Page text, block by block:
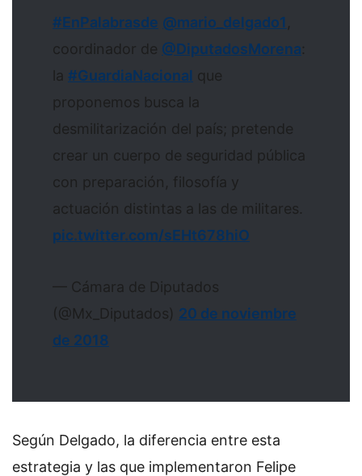
#EnPalabrasde @mario_delgado1
coordinador de @DiputadosMorena:
la #GuardiaNacional que
proponemos busca la
desmilitarización del país; pretende
crear un cuerpo de seguridad pública
con preparación, filosofía y
actuación distintas a las de militares.
pic.twitter.com/sEHt678hiO
— Cámara de Diputados
(@Mx_Diputados) 20 de noviembre
de 2018
Según Delgado, la diferencia entre esta
estrategia y las que implementaron Felipe